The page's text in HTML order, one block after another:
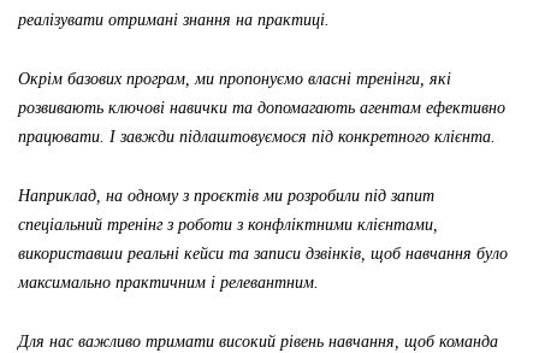
реалізувати отримані знання на практиці.
Окрім базових програм, ми пропонуємо власні тренінги, які
розвивають ключові навички та допомагають агентам ефективно
працювати. І завжди підлаштовуємося під конкретного клієнта.
Наприклад, на одному з проєктів ми розробили під запит
спеціальний тренінг з роботи з конфліктними клієнтами,
використавши реальні кейси та записи дзвінків, щоб навчання було
максимально практичним і релевантним.
Для нас важливо тримати високий рівень навчання, щоб команда